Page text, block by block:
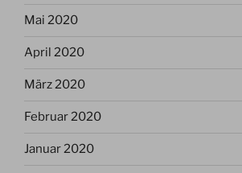
Mai 2020
April 2020
März 2020
Februar 2020
Januar 2020